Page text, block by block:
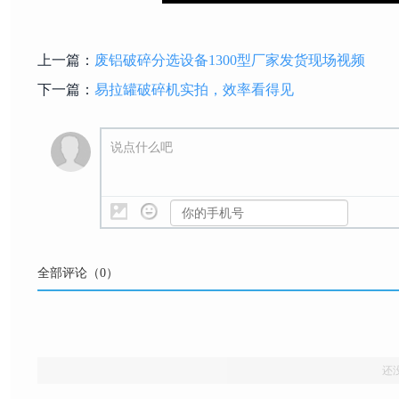
上一篇： 废铝破碎分选设备1300型厂家发货现场视频
下一篇： 易拉罐破碎机实拍，效率看得见
说点什么吧
全部评论（0）
还